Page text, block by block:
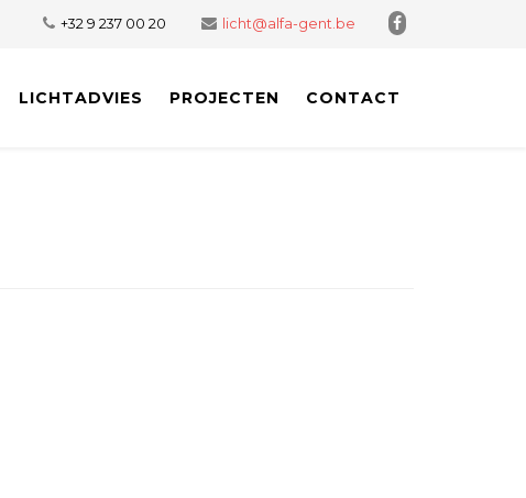
+32 9 237 00 20 licht@alfa-gent.be
LICHTADVIES PROJECTEN CONTACT